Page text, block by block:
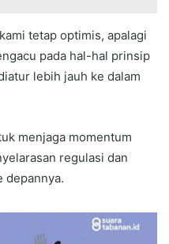
tetap optimis, apalagi
pada hal-hal prinsip
lebih jauh ke dalam
menjaga momentum
regulasi dan
depannya.